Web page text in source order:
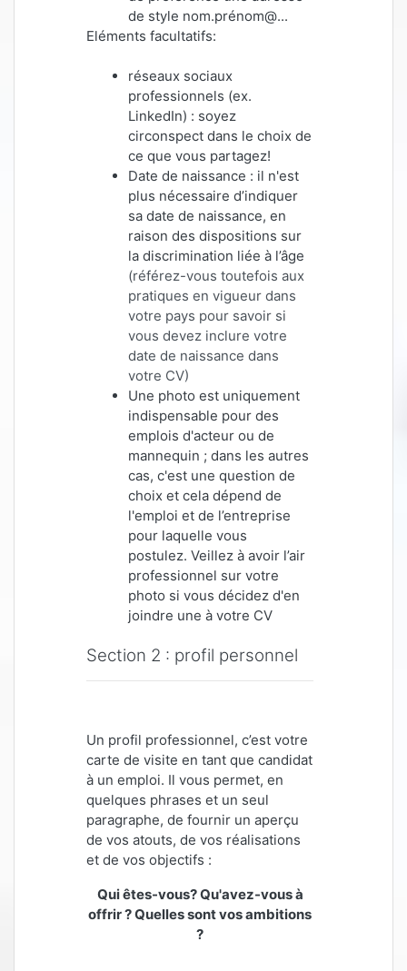
de style nom.prénom@...
Eléments facultatifs:
réseaux sociaux
professionnels (ex.
LinkedIn) : soyez
circonspect dans le choix de
ce que vous partagez!
Date de naissance : il n'est
plus nécessaire d’indiquer
sa date de naissance, en
raison des dispositions sur
la discrimination liée à l’âge
(référez-vous toutefois aux
pratiques en vigueur dans
votre pays pour savoir si
vous devez inclure votre
date de naissance dans
votre CV)
Une photo est uniquement
indispensable pour des
emplois d'acteur ou de
mannequin ; dans les autres
cas, c'est une question de
choix et cela dépend de
l'emploi et de l’entreprise
pour laquelle vous
postulez. Veillez à avoir l’air
professionnel sur votre
photo si vous décidez d'en
joindre une à votre CV
Section 2 : profil personnel
Un profil professionnel, c’est votre
carte de visite en tant que candidat
à un emploi. Il vous permet, en
quelques phrases et un seul
paragraphe, de fournir un aperçu
de vos atouts, de vos réalisations
et de vos objectifs :
Qui êtes-vous? Qu'avez-vous à
offrir ? Quelles sont vos ambitions
?